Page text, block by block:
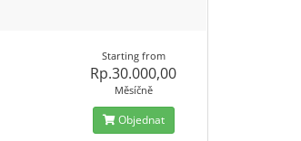
Starting from
Rp.30.000,00
Měsíčně
Objednat